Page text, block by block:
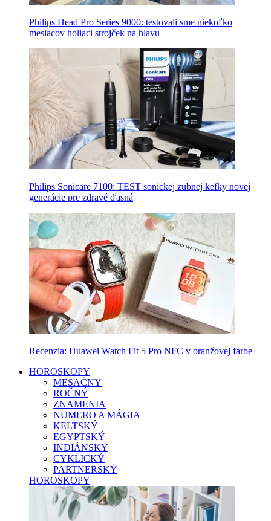
Philips Head Pro Series 9000: testovali sme niekoľko
mesiacov holiaci strojček na hlavu
Philips Sonicare 7100: TEST sonickej zubnej kefky novej
generácie pre zdravé ďasná
Recenzia: Huawei Watch Fit 5 Pro NFC v oranžovej farbe
HOROSKOPY
MESAČNY
ROČNÝ
ZNAMENIA
NUMERO A MÁGIA
KELTSKÝ
EGYPTSKÝ
INDIÁNSKY
CYKLICKÝ
PARTNERSKÝ
HOROSKOPY